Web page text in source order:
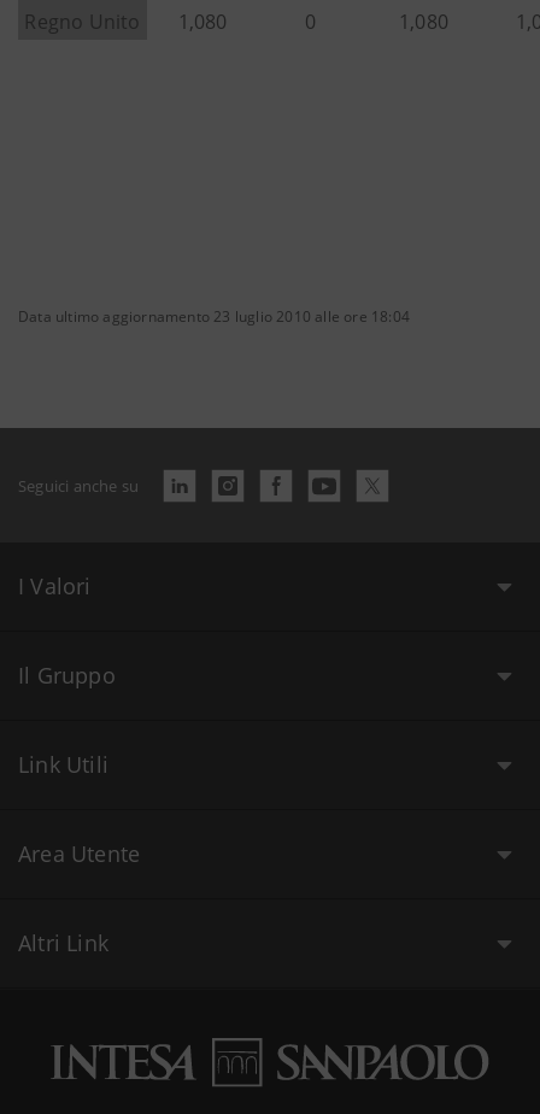
Regno Unito
1,080 0 1,080
Data ultimo aggiornamento 23 luglio 2010 alle ore 18:04
Seguici anche su
I Valori
Il Gruppo
Link Utili
Area Utente
Altri Link